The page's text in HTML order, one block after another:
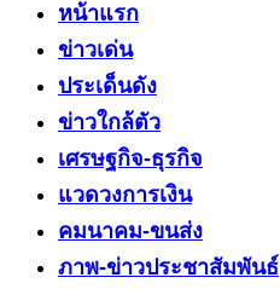
หน้าแรก
ข่าวเด่น
ประเด็นดัง
ข่าวใกล้ตัว
เศรษฐกิจ-ธุรกิจ
แวดวงการเงิน
คมนาคม-ขนส่ง
ภาพ-ข่าวประชาสัมพันธ์